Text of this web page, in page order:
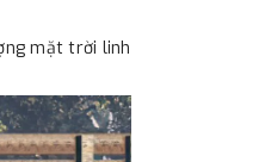
mặt trời linh